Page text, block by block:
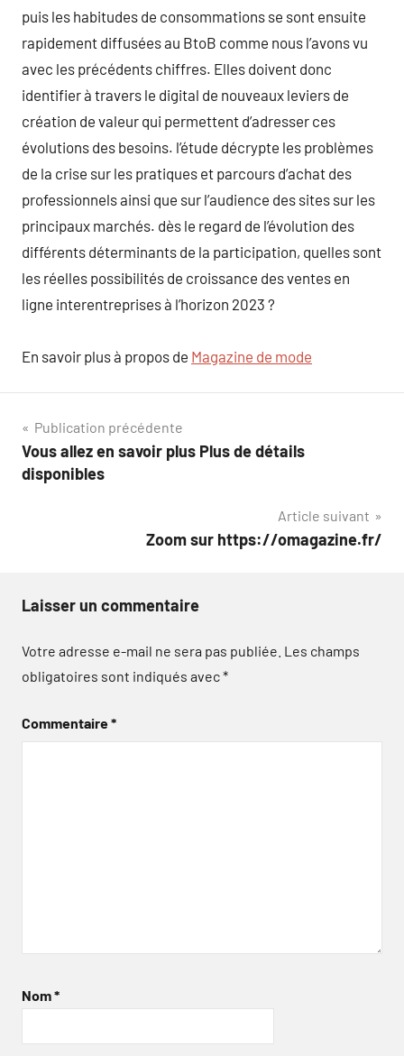
puis les habitudes de consommations se sont ensuite
rapidement diffusées au BtoB comme nous l’avons vu
avec les précédents chiffres. Elles doivent donc
identifier à travers le digital de nouveaux leviers de
création de valeur qui permettent d’adresser ces
évolutions des besoins. l’étude décrypte les problèmes
de la crise sur les pratiques et parcours d’achat des
professionnels ainsi que sur l’audience des sites sur les
principaux marchés. dès le regard de l’évolution des
différents déterminants de la participation, quelles sont
les réelles possibilités de croissance des ventes en
ligne interentreprises à l’horizon 2023 ?
En savoir plus à propos de Magazine de mode
Navigation
de
Publication précédente
Vous allez en savoir plus Plus de détails
disponibles
Article suivant
Zoom sur https://omagazine.fr/
Laisser un commentaire
Votre adresse e-mail ne sera pas publiée. Les champs
obligatoires sont indiqués avec*
Commentaire*
Nom*